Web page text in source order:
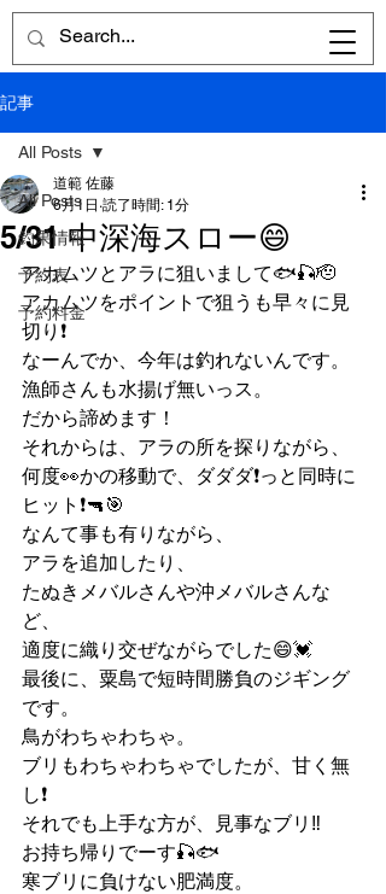
記事
All Posts
釣果情報
予約表
予約料金
All Posts
5/31 中深海スロー😄
道範 佐藤
6月1日 読了時間: 1分
アカムツとアラに狙いまして🐟🎣🫡
アカムツをポイントで狙うも早々に見
切り❗️
なーんでか、今年は釣れないんです。
漁師さんも水揚げ無いっス。
だから諦めます！
それからは、アラの所を探りながら、
何度👀かの移動で、ダダダ❗️っと同時に
ヒット❗️🔫🎯
なんて事も有りながら、
アラを追加したり、
たぬきメバルさんや沖メバルさんな
ど、
適度に織り交ぜながらでした😄💓
最後に、粟島で短時間勝負のジギング
です。
鳥がわちゃわちゃ。
ブリもわちゃわちゃでしたが、甘く無
し❗️
それでも上手な方が、見事なブリ‼️
お持ち帰りでーす🎣🐟
寒ブリに負けない肥満度。